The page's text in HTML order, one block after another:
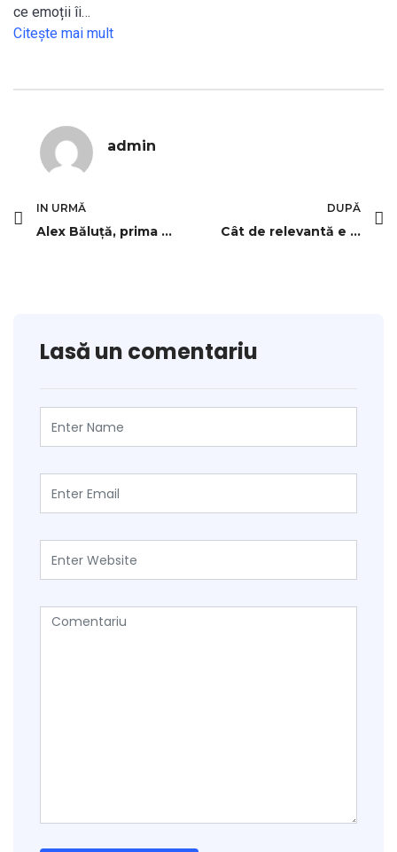
ce emoții îi…
Citeşte mai mult
admin
IN URMĂ
Alex Băluță, prima apariție publică după ce a intrat în colimatorul lui Gigi Becali! Avertisment înainte de Rapid
DUPĂ
Cât de relevantă e decizia CCR care a declarat neconstituțional traseismul primarilor
Lasă un comentariu